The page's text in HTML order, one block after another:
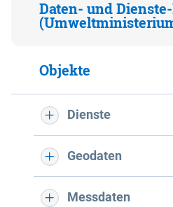
Daten- und
Objekte
Dienste
Geodaten
Messdaten